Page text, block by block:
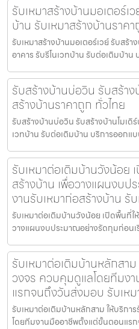
รับเหมาสร้างบ้านมอเตอร์
บ้าน รับเหมาสร้างบ้านราค
รับเหมาสร้างบ้านมอเตอร์เวย์ รับสร้า
อาคาร รับรีโนเวทบ้าน รับต่อเติมบ้าน
รับสร้างบ้านบ่อวิน รับสร้า
สร้างบ้านราคาถูก ทั่วไทย
รับสร้างบ้านบ่อวิน รับสร้างบ้านโมเดิ
เวทบ้าน รับต่อเติมบ้าน บริการออกแ
รับเหมาต่อเติมบ้านวังน้อย
สร้างบ้าน เพื่อวางแผนงบ
งานรับเหมาก่อสร้างบ้าน รั
รับเหมาต่อเติมบ้านวังน้อย เปิดพื้นที่
วางแผนงบประมาณอย่างรัดกุมก่อนเ
รับเหมาต่อเติมบ้านหลักสา
วงจร ควบคุมดูแลโดยทีมง
แรกจนถึงวันส่งมอบ รับเห
รับเหมาต่อเติมบ้านหลักสาม ให้บริก
โดยทีมงานมืออาชีพตั้งแต่ขั้นตอนแร